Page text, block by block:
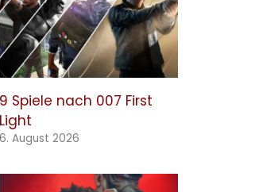
9 Spiele nach 007 First
Light
6. August 2026